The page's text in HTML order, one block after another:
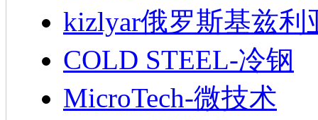
kizlyar俄罗斯基兹利
COLD STEEL-冷钢
MicroTech-微技术